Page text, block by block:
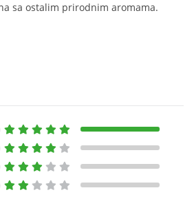
sa ostalim prirodnim aromama.